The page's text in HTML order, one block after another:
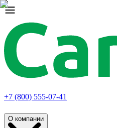
+7 (800) 555-07-41
О компании